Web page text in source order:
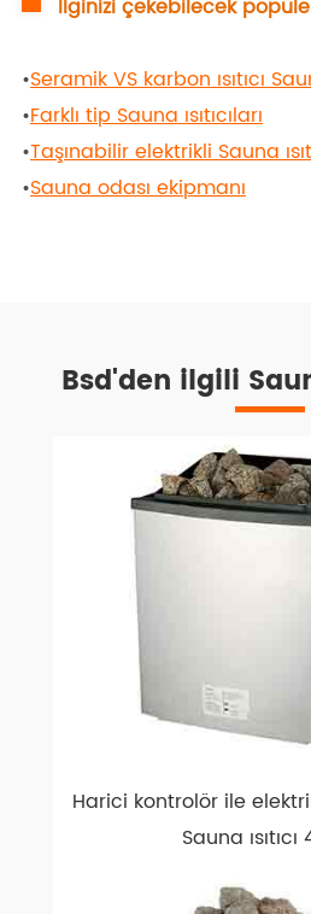
İlginizi çekebilecek
•Seramik VS karbon ısıtıcı
•Farklı tip Sauna ısıtıcıları
•Taşınabilir elektrikli Sauna
•Sauna odası ekipmanı
Bsd'den ilgili
Harici kontrolör ile
Sauna